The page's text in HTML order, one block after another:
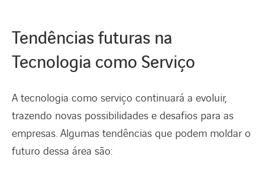
Tendências futuras na
Tecnologia como Serviço
A tecnologia como serviço continuará a evoluir,
trazendo novas possibilidades e desafios para as
empresas. Algumas tendências que podem moldar o
futuro dessa área são: